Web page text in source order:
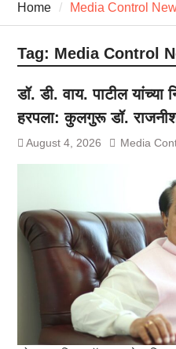
Home Media Control
Tag: Media Control
डॉ. डी. वाय. पाटील यांच्या
हरपला: कुलगुरू डॉ.
August 4, 2026 Media